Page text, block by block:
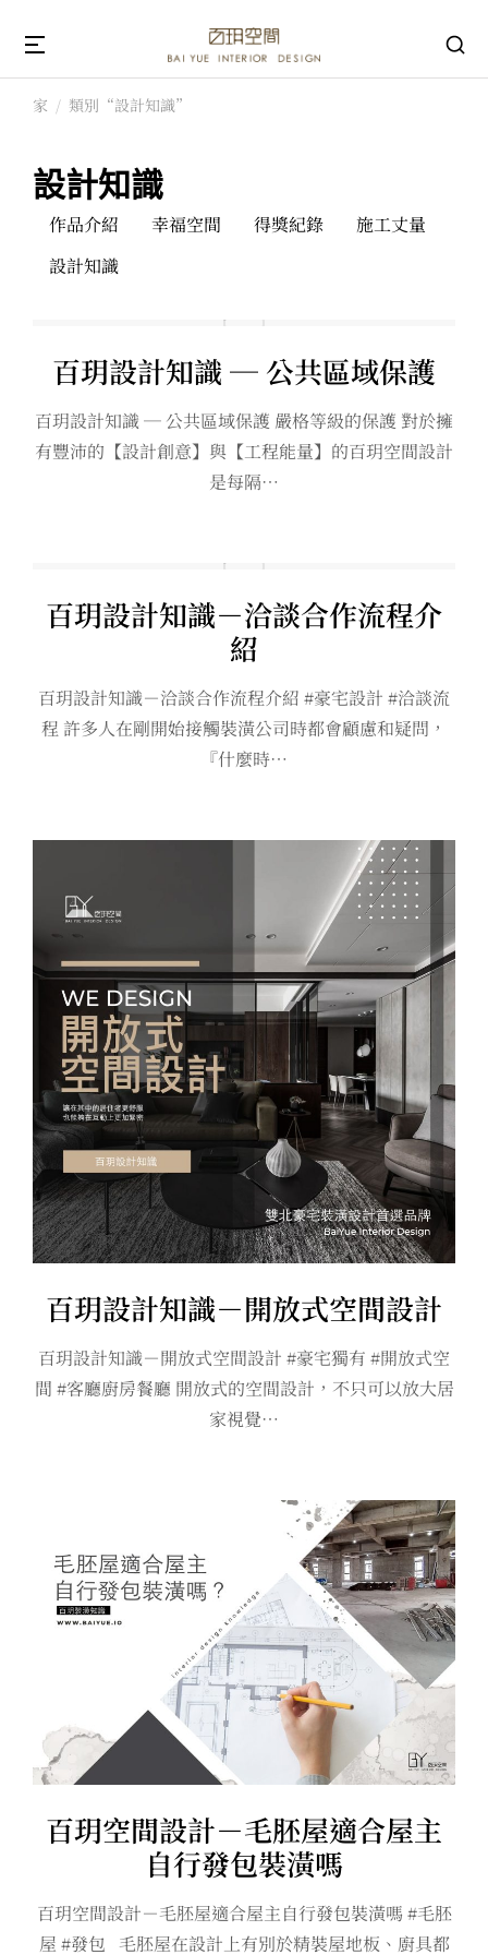
你在這裡：
家 類別“設計知識”
設計知識
作品介紹 幸福空間 得獎紀錄
施工丈量
設計知識
百玥設計知識 ─ 公共區域保護
百玥設計知識 ─ 公共區域保護 嚴格等級的保護 對於擁
有豐沛的【設計創意】與【工程能量】的百玥空間設計
是每隔…
百玥設計知識－洽談合作流程介
紹
百玥設計知識－洽談合作流程介紹 #豪宅設計 #洽談流
程 許多人在剛開始接觸裝潢公司時都會顧慮和疑問，
『什麼時…
百玥設計知識－開放式空間設計
百玥設計知識－開放式空間設計 #豪宅獨有 #開放式空
間 #客廳廚房餐廳 開放式的空間設計，不只可以放大居
家視覺…
百玥空間設計－毛胚屋適合屋主
自行發包裝潢嗎
百玥空間設計－毛胚屋適合屋主自行發包裝潢嗎 #毛胚
屋 #發包 毛胚屋在設計上有別於精裝屋地板、廚具都